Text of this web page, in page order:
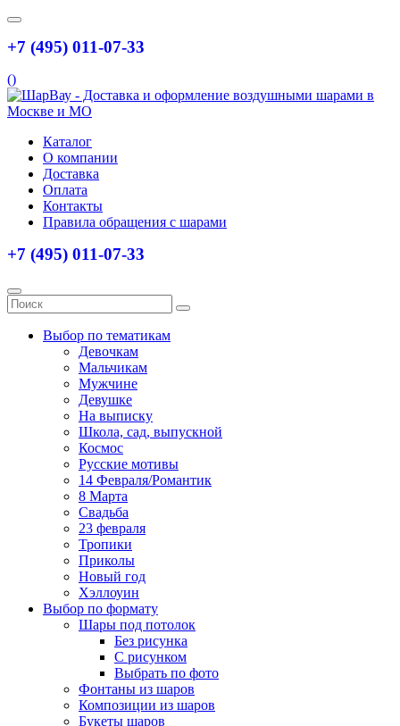
+7 (495) 011-07-33
()
Каталог
О компании
Доставка
Оплата
Контакты
Правила обращения с шарами
+7 (495) 011-07-33
Выбор по тематикам
Девочкам
Мальчикам
Мужчине
Девушке
На выписку
Школа, сад, выпускной
Космос
Русские мотивы
14 Февраля/Романтик
8 Марта
Свадьба
23 февраля
Тропики
Приколы
Новый год
Хэллоуин
Выбор по формату
Шары под потолок
Без рисунка
С рисунком
Выбрать по фото
Фонтаны из шаров
Композиции из шаров
Букеты шаров